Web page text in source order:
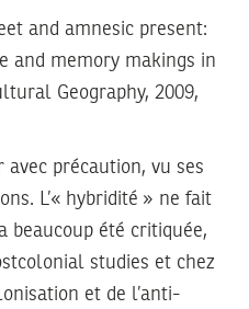
and amnesic present:
and memory makings in
Geography, 2009,
précaution, vu ses
L’« hybridité » ne fait
beaucoup été critiquée,
studies et chez
et de l’anti-